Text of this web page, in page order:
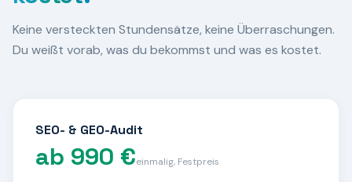
Keine versteckten Stundensätze, keine Überraschungen.
Du weißt vorab, was du bekommst und was es kostet.
SEO- & GEO-Audit
ab 990 €einmalig, Festpreis